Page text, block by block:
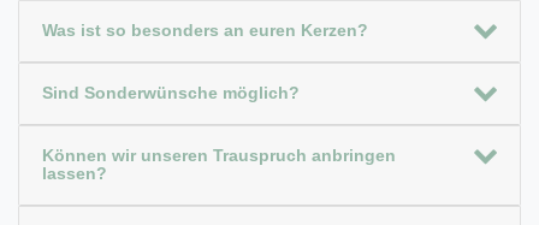
Was ist so besonders an euren Kerzen?
Sind Sonderwünsche möglich?
Können wir unseren Trauspruch anbringen
lassen?